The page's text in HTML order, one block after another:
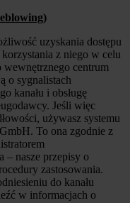
uzyskania dostępu
korzystania z niego w celu
wewnętrznego centrum
o sygnalistach
kanału i obsługę
Jeśli więc
używasz systemu
To ona zgodnie z
– nasze przepisy o
zastosowania.
do kanału
w informacjach o